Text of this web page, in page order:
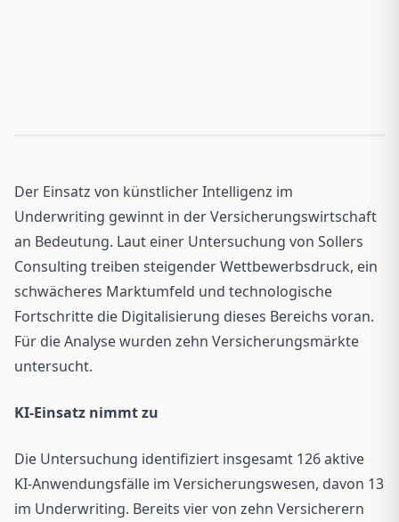
Der Einsatz von künstlicher Intelligenz im
Underwriting gewinnt in der Versicherungswirtschaft
an Bedeutung. Laut einer Untersuchung von Sollers
Consulting treiben steigender Wettbewerbsdruck, ein
schwächeres Marktumfeld und technologische
Fortschritte die Digitalisierung dieses Bereichs voran.
Für die Analyse wurden zehn Versicherungsmärkte
untersucht.
KI-Einsatz nimmt zu
Die Untersuchung identifiziert insgesamt 126 aktive
KI-Anwendungsfälle im Versicherungswesen, davon 13
im Underwriting. Bereits vier von zehn Versicherern